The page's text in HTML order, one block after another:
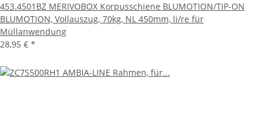
453.4501BZ MERIVOBOX Korpusschiene BLUMOTION/TIP-ON
BLUMOTION, Vollauszug, 70kg, NL 450mm, li/re für
Müllanwendung
28,95 € *